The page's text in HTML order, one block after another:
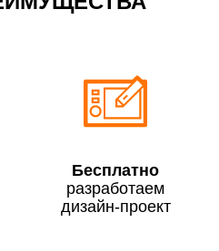
в выходные и вечернее
Бесплатно
разработаем
дизайн-проект